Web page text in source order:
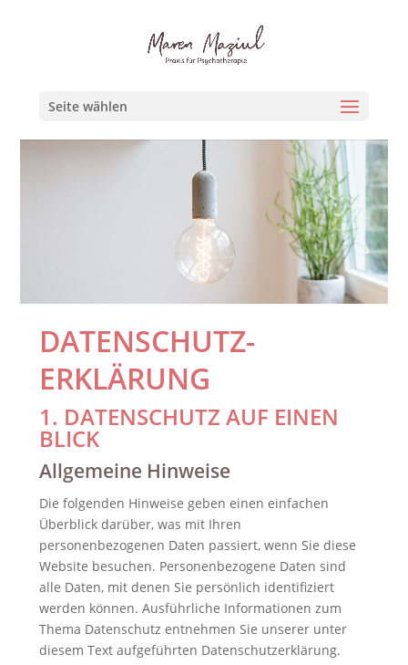
Seite wählen
DATENSCHUTZ­
ERKLÄRUNG
1. DATENSCHUTZ AUF EINEN
BLICK
Allgemeine Hinweise
Die folgenden Hinweise geben einen einfachen
Überblick darüber, was mit Ihren
personenbezogenen Daten passiert, wenn Sie diese
Website besuchen. Personenbezogene Daten sind
alle Daten, mit denen Sie persönlich identifiziert
werden können. Ausführliche Informationen zum
Thema Datenschutz entnehmen Sie unserer unter
diesem Text aufgeführten Datenschutzerklärung.